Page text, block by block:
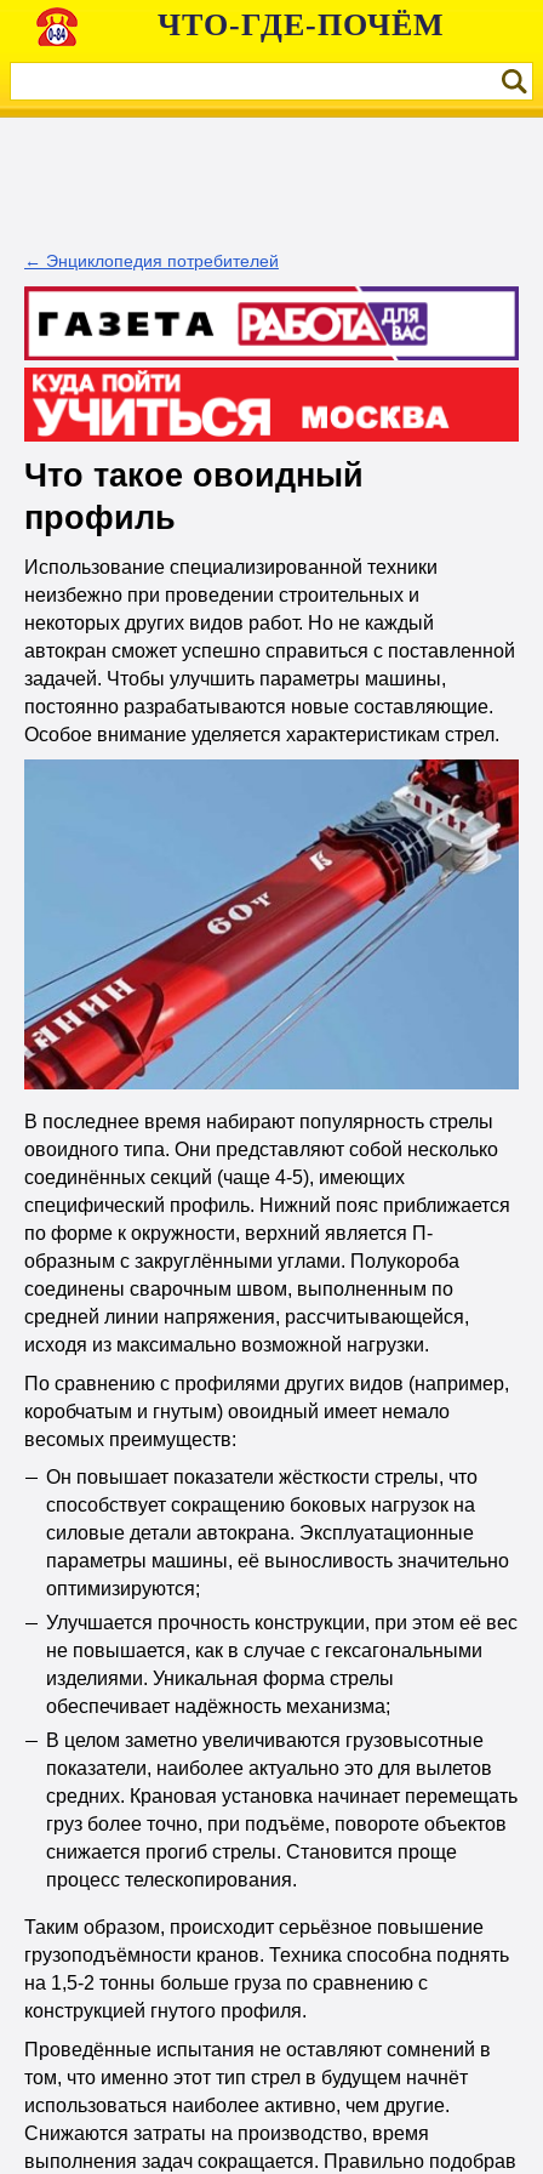
ЧТО-ГДЕ-ПОЧЁМ
← Энциклопедия потребителей
Что такое овоидный
профиль
Использование специализированной техники
неизбежно при проведении строительных и
некоторых других видов работ. Но не каждый
автокран сможет успешно справиться с поставленной
задачей. Чтобы улучшить параметры машины,
постоянно разрабатываются новые составляющие.
Особое внимание уделяется характеристикам стрел.
В последнее время набирают популярность стрелы
овоидного типа. Они представляют собой несколько
соединённых секций (чаще 4-5), имеющих
специфический профиль. Нижний пояс приближается
по форме к окружности, верхний является П-
образным с закруглёнными углами. Полукороба
соединены сварочным швом, выполненным по
средней линии напряжения, рассчитывающейся,
исходя из максимально возможной нагрузки.
По сравнению с профилями других видов (например,
коробчатым и гнутым) овоидный имеет немало
весомых преимуществ:
Он повышает показатели жёсткости стрелы, что
способствует сокращению боковых нагрузок на
силовые детали автокрана. Эксплуатационные
параметры машины, её выносливость значительно
оптимизируются;
Улучшается прочность конструкции, при этом её вес
не повышается, как в случае с гексагональными
изделиями. Уникальная форма стрелы
обеспечивает надёжность механизма;
В целом заметно увеличиваются грузовысотные
показатели, наиболее актуально это для вылетов
средних. Крановая установка начинает перемещать
груз более точно, при подъёме, повороте объектов
снижается прогиб стрелы. Становится проще
процесс телескопирования.
Таким образом, происходит серьёзное повышение
грузоподъёмности кранов. Техника способна поднять
на 1,5-2 тонны больше груза по сравнению с
конструкцией гнутого профиля.
Проведённые испытания не оставляют сомнений в
том, что именно этот тип стрел в будущем начнёт
использоваться наиболее активно, чем другие.
Снижаются затраты на производство, время
выполнения задач сокращается. Правильно подобрав